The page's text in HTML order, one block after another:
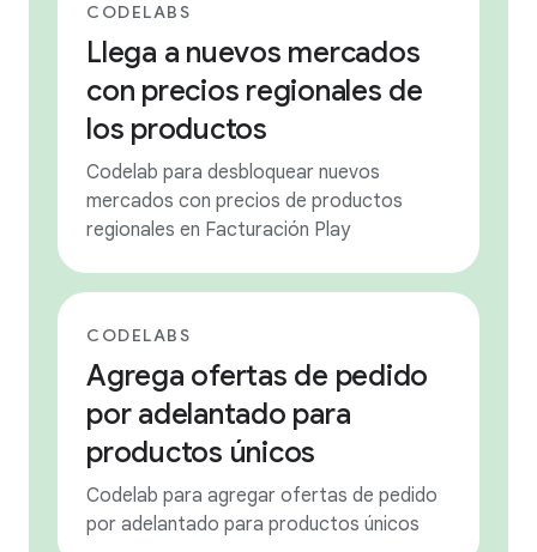
CODELABS
Llega a nuevos mercados
con precios regionales de
los productos
Codelab para desbloquear nuevos
mercados con precios de productos
regionales en Facturación Play
CODELABS
Agrega ofertas de pedido
por adelantado para
productos únicos
Codelab para agregar ofertas de pedido
por adelantado para productos únicos